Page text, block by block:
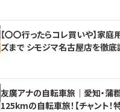
【〇〇行ったらコレ買いや】家
ズまで シモジマ名古屋店を徹底調
友廣アナの自転車旅｜愛知・蒲
125kmの自転車旅！【チャント！